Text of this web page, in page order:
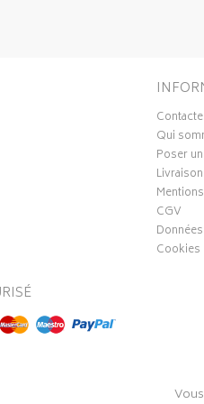
Qui
Poser
Livraison
CGV
Cookies